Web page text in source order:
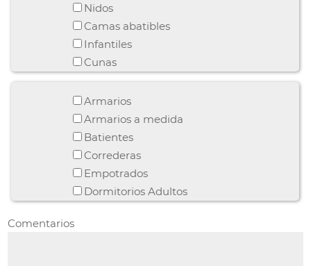
Nidos
Camas abatibles
Infantiles
Cunas
Armarios
Armarios a medida
Batientes
Correderas
Empotrados
Dormitorios Adultos
Comentarios